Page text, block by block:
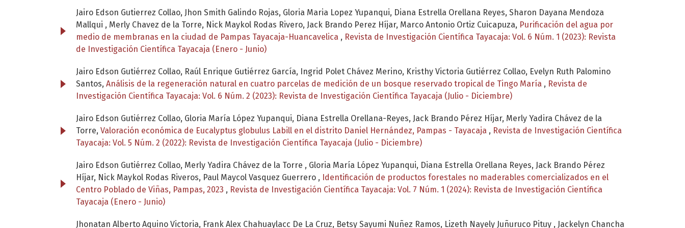
Jairo Edson Gutierrez Collao, Jhon Smith Galindo Rojas, Gloria Maria Lopez Yupanqui, Diana Estrella Orellana Reyes, Sharon Dayana Mendoza
Mallqui , Merly Chavez de la Torre, Nick Maykol Rodas Rivero, Jack Brando Perez Híjar, Marco Antonio Ortiz Cuicapuza, Purificación del agua por
medio de membranas en la ciudad de Pampas Tayacaja-Huancavelica , Revista de Investigación Científica Tayacaja: Vol. 6 Núm. 1 (2023): Revista
de Investigación Científica Tayacaja (Enero - Junio)
Jairo Edson Gutiérrez Collao, Raúl Enrique Gutiérrez García, Ingrid Polet Chávez Merino, Kristhy Victoria Gutiérrez Collao, Evelyn Ruth Palomino
Santos, Análisis de la regeneración natural en cuatro parcelas de medición de un bosque reservado tropical de Tingo María , Revista de
Investigación Científica Tayacaja: Vol. 6 Núm. 2 (2023): Revista de Investigación Científica Tayacaja (Julio - Diciembre)
Jairo Edson Gutiérrez Collao, Gloria María López Yupanqui, Diana Estrella Orellana-Reyes, Jack Brando Pérez Híjar, Merly Yadira Chávez de la
Torre, Valoración económica de Eucalyptus globulus Labill en el distrito Daniel Hernández, Pampas - Tayacaja , Revista de Investigación Científica
Tayacaja: Vol. 5 Núm. 2 (2022): Revista de Investigación Científica Tayacaja (Julio - Diciembre)
Jairo Edson Gutiérrez Collao, Merly Yadira Chávez de la Torre , Gloria María López Yupanqui, Diana Estrella Orellana Reyes, Jack Brando Pérez
Híjar, Nick Maykol Rodas Riveros, Paul Maycol Vasquez Guerrero , Identificación de productos forestales no maderables comercializados en el
Centro Poblado de Viñas, Pampas, 2023 , Revista de Investigación Científica Tayacaja: Vol. 7 Núm. 1 (2024): Revista de Investigación Científica
Tayacaja (Enero - Junio)
Jhonatan Alberto Aquino Victoria, Frank Alex Chahuaylacc De La Cruz, Betsy Sayumi Nuñez Ramos, Lizeth Nayely Juñuruco Pituy , Jackelyn Chancha